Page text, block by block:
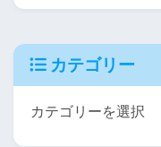
カテゴリー